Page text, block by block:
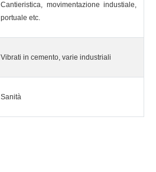
Cantieristica, movimentazione industiale,
portuale etc.
Vibrati in cemento, varie industriali
Sanità